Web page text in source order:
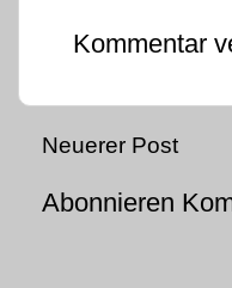
Kommentar
Neuerer Post
Abonnieren